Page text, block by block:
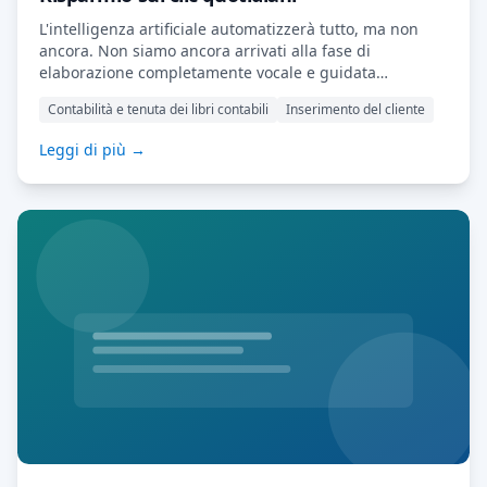
L'intelligenza artificiale automatizzerà tutto, ma non
ancora. Non siamo ancora arrivati alla fase di
elaborazione completamente vocale e guidata
a tastiere, schermi e pulsanti. Mentre MyDocSafe —
insieme a molti altri innovatori — sta lavorando per
interfacce vocali, oggi dipendiamo ancora dal mouse,
dalla coordinazione occhio-mano e, a volte, […] Leggi di
Contabilità e tenuta dei libri contabili Inserimento del cliente
Leggi di più →